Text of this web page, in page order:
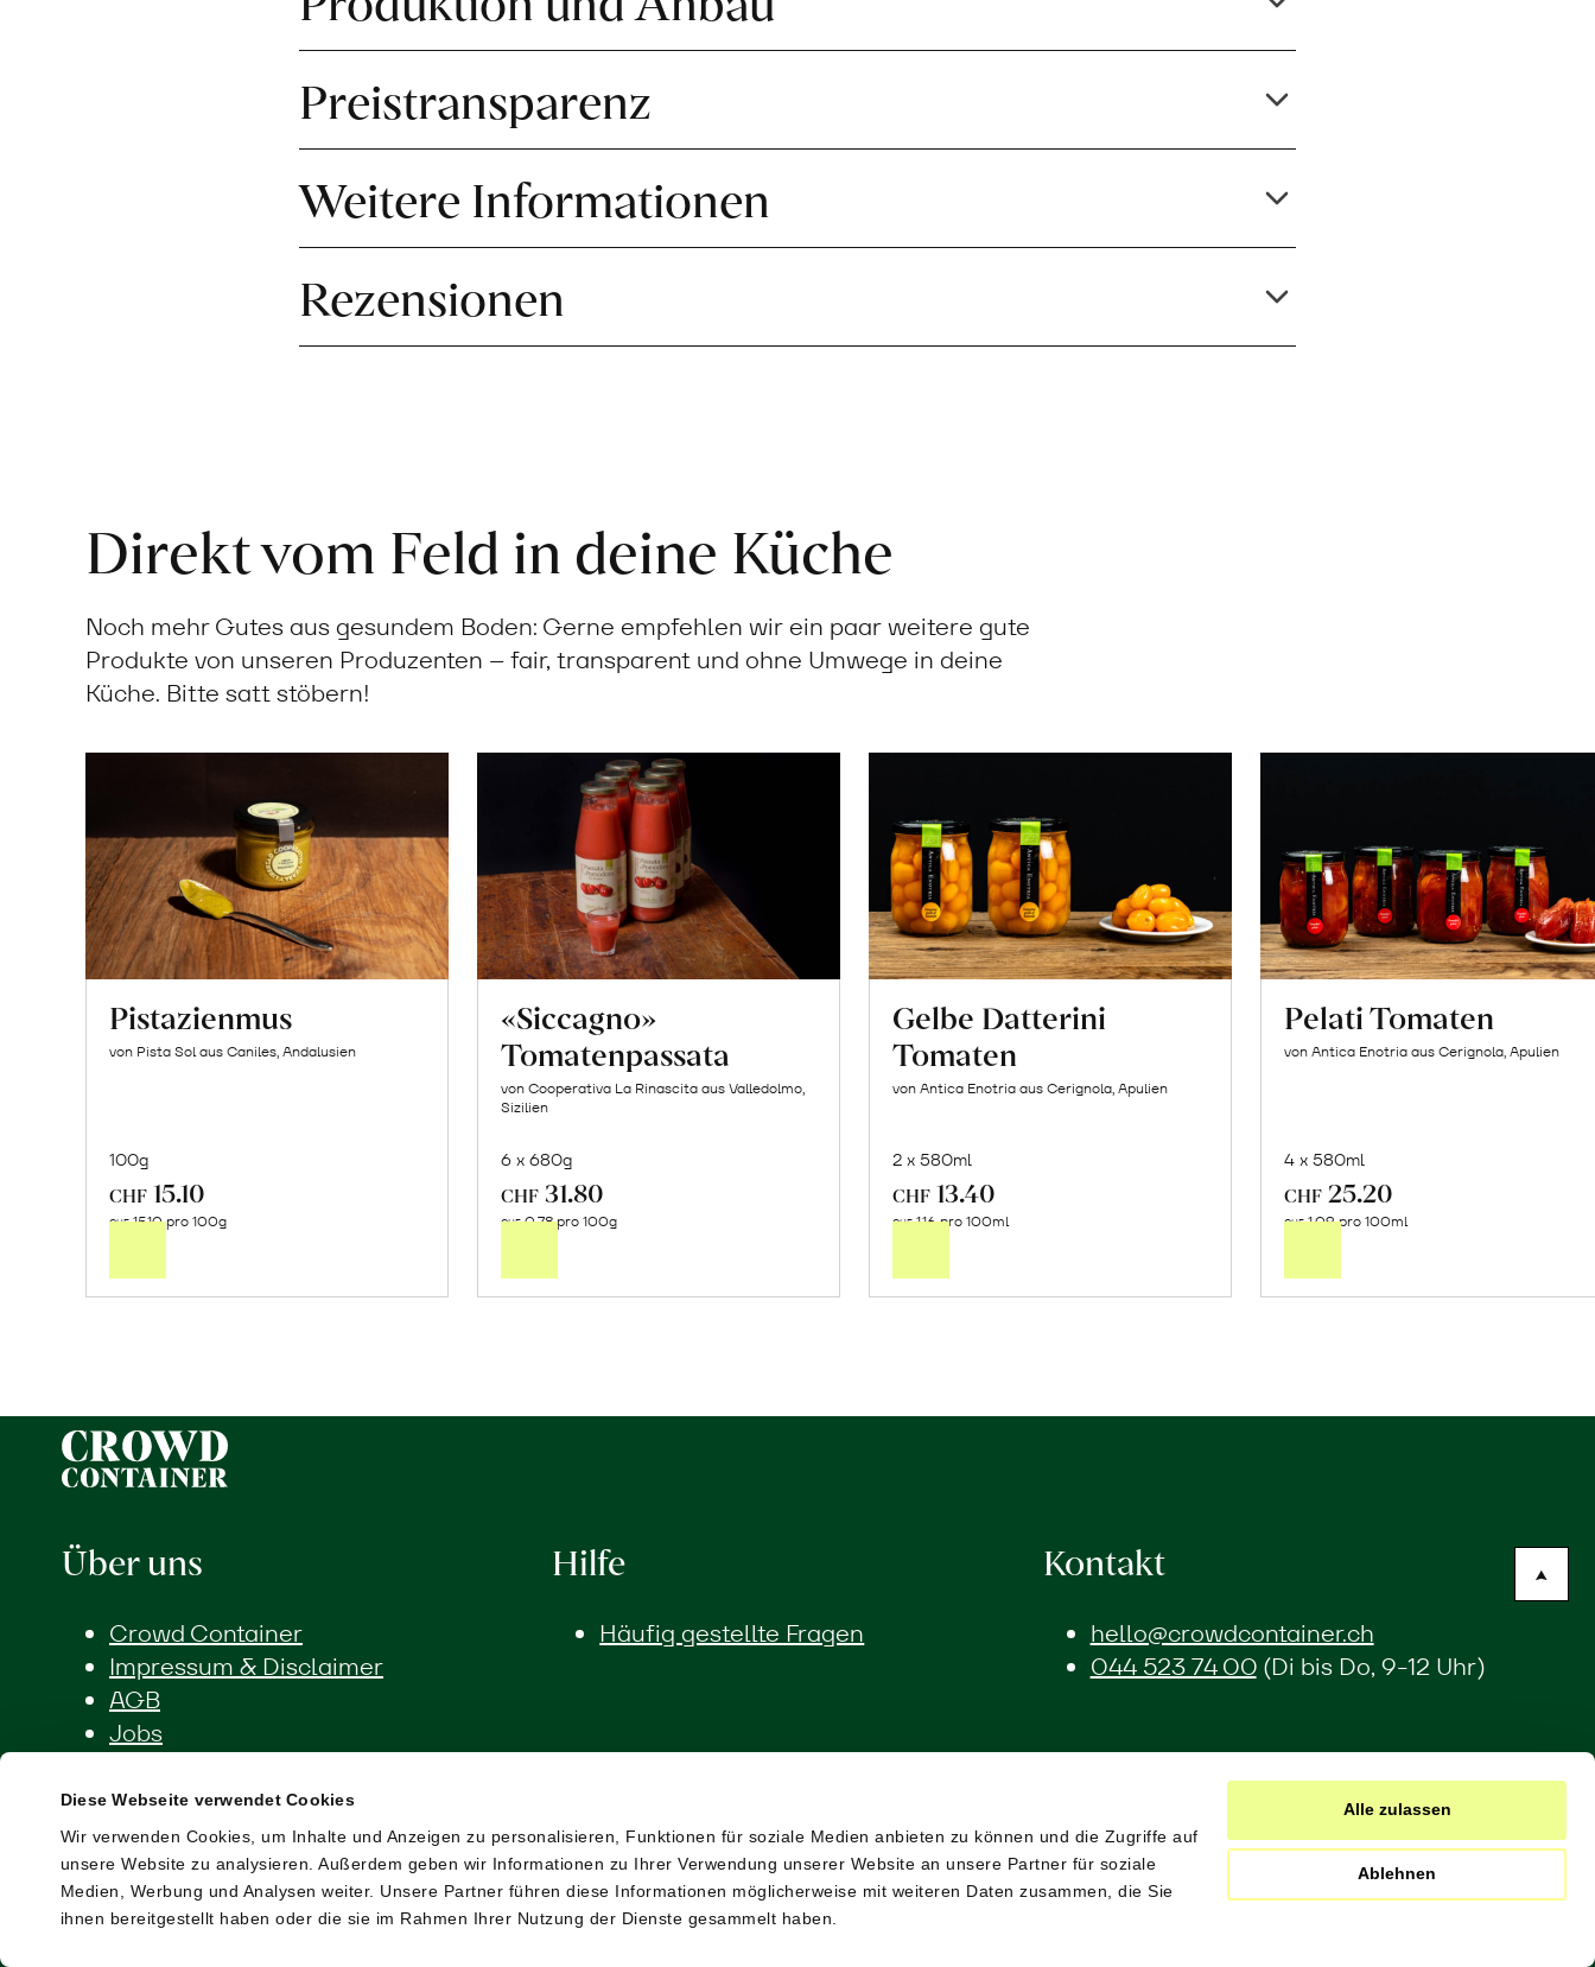
Diese Webseite verwendet Cookies
Wir verwenden Cookies, um Inhalte und Anzeigen zu personalisieren, Funktionen für soziale Medien anbieten zu können und die Zugriffe auf
unsere Website zu analysieren. Außerdem geben wir Informationen zu Ihrer Verwendung unserer Website an unsere Partner für soziale
Medien, Werbung und Analysen weiter. Unsere Partner führen diese Informationen möglicherweise mit weiteren Daten zusammen, die Sie
ihnen bereitgestellt haben oder die sie im Rahmen Ihrer Nutzung der Dienste gesammelt haben.
Alle zulassen
Ablehnen
Preistransparenz
Weitere Informationen
Rezensionen
Direkt vom Feld in deine Küche
Noch mehr Gutes aus gesundem Boden: Gerne empfehlen wir ein paar weitere gute
Produkte von unseren Produzenten – fair, transparent und ohne Umwege in deine
Küche. Bitte satt stöbern!
Pistazienmus
von Pista Sol aus Caniles, Andalusien
100g
CHF 15.10
CHF15.10 pro 100g
«Siccagno»
Tomatenpassata
von Cooperativa La Rinascita aus Valledolmo,
Sizilien
6 x 680g
CHF 31.80
CHF0.78 pro 100g
Gelbe Datterini
Tomaten
von Antica Enotria aus Cerignola, Apulien
2 x 580ml
CHF 13.40
CHF1.16 pro 100ml
Pelati Tomaten
von Antica Enotria aus Cerignola, Apulien
4 x 580ml
CHF 25.20
CHF1.09 pro 100ml
Über uns
Crowd Container
Impressum & Disclaimer
AGB
Jobs
Hilfe
Häufig gestellte Fragen
Kontakt
hello@crowdcontainer.ch
044 523 74 00(Di bis Do, 9-12 Uhr)
Shop
Wir akzeptieren die folgenden